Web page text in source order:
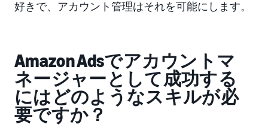
好きで、アカウント管理はそれを可能にします。
Amazon Adsでアカウントマ
ネージャーとして成功する
にはどのようなスキルが必
要ですか？